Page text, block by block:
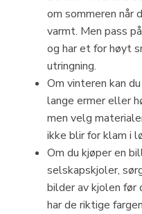
om sommeren når
varmt. Men pass
og har et for høyt
utringning.
Om vinteren kan
lange ermer eller
men velg
ikke blir for klam i
Om du kjøper en
selskapskjoler,
bilder av kjolen før
har de riktige